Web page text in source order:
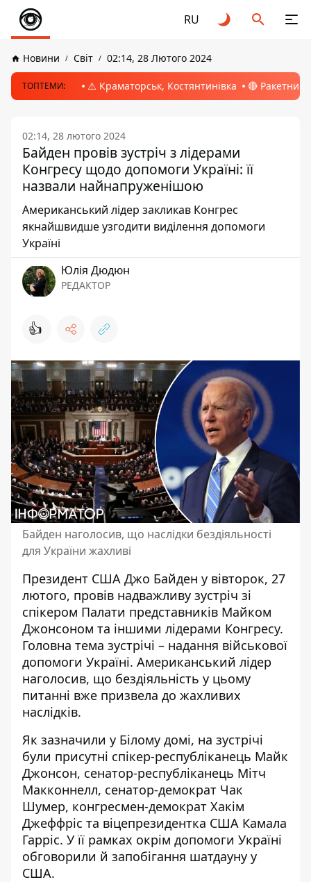
RU
Новини Світ 02:14, 28 Лютого 2024
ТОПТЕМИ: ⚠️ Краматорськ, Костянтинівка 🔴 Ракетний
02:14, 28 лютого 2024
Байден провів зустріч з лідерами
Конгресу щодо допомоги Україні: її
назвали найнапруженішою
Американський лідер закликав Конгрес
якнайшвидше узгодити виділення допомоги
Україні
Юлія Дюдюн
РЕДАКТОР
👍
Байден наголосив, що наслідки бездіяльності
для України жахливі
Президент США Джо Байден у вівторок, 27
лютого, провів надважливу зустріч зі
спікером Палати представників Майком
Джонсоном та іншими лідерами Конгресу.
Головна тема зустрічі – надання військової
допомоги Україні. Американський лідер
наголосив, що бездіяльність у цьому
питанні вже призвела до жахливих
наслідків.
Як зазначили у Білому домі, на зустрічі
були присутні спікер-республіканець Майк
Джонсон, сенатор-республіканець Мітч
Макконнелл, сенатор-демократ Чак
Шумер, конгресмен-демократ Хакім
Джеффріс та віцепрезидентка США Камала
Гарріс. У її рамках окрім допомоги Україні
обговорили й запобігання шатдауну у
США.